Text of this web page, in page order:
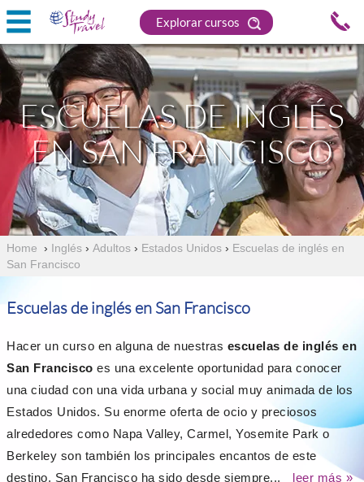
Explorar cursos
ESCUELAS DE INGLÉS
EN SAN FRANCISCO
Home › Inglés › Adultos › Estados Unidos › Escuelas de inglés en
San Francisco
Escuelas de inglés en San Francisco
Hacer un curso en alguna de nuestras escuelas de inglés en
San Francisco es una excelente oportunidad para conocer
una ciudad con una vida urbana y social muy animada de los
Estados Unidos. Su enorme oferta de ocio y preciosos
alrededores como Napa Valley, Carmel, Yosemite Park o
Berkeley son también los principales encantos de este
destino. San Francisco ha sido desde siempre...
leer más »